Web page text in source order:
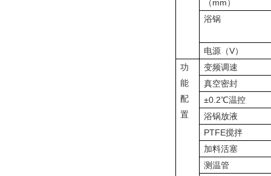
（mm）
浴锅
电源 （V）
功
能
配
置
变频调速
真空密封
±0.2℃温控
浴锅放液
PTFE搅拌
加料活塞
测温管